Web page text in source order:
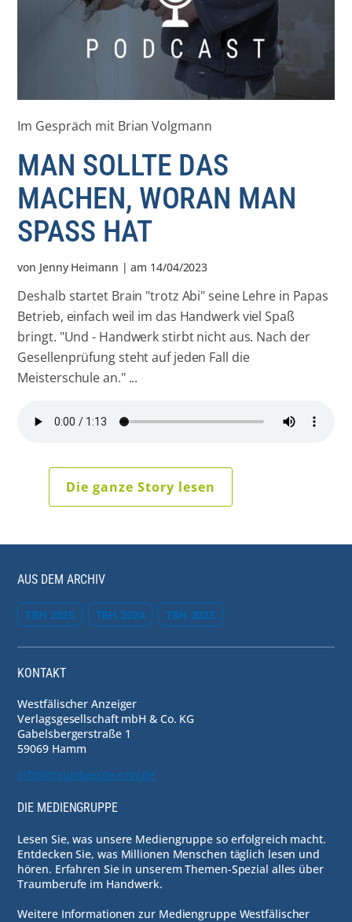
Im Gespräch mit Brian Volgmann
MAN SOLLTE DAS
MACHEN, WORAN MAN
SPASS HAT
von Jenny Heimann | am 14/04/2023
Deshalb startet Brain "trotz Abi" seine Lehre in Papas
Betrieb, einfach weil im das Handwerk viel Spaß
bringt. "Und - Handwerk stirbt nicht aus. Nach der
Gesellenprüfung steht auf jeden Fall die
Meisterschule an." ...
Die ganze Story lesen
AUS DEM ARCHIV
TBH 2025 TBH 2024 TBH 2023
KONTAKT
Westfälischer Anzeiger
Verlagsgesellschaft mbH & Co. KG
Gabelsbergerstraße 1
59069 Hamm
info@traumberufe-nrw.de
DIE MEDIENGRUPPE
Lesen Sie, was unsere Mediengruppe so erfolgreich macht.
Entdecken Sie, was Millionen Menschen täglich lesen und
hören. Erfahren Sie in unserem Themen-Spezial alles über
Traumberufe im Handwerk.
Weitere Informationen zur Mediengruppe Westfälischer